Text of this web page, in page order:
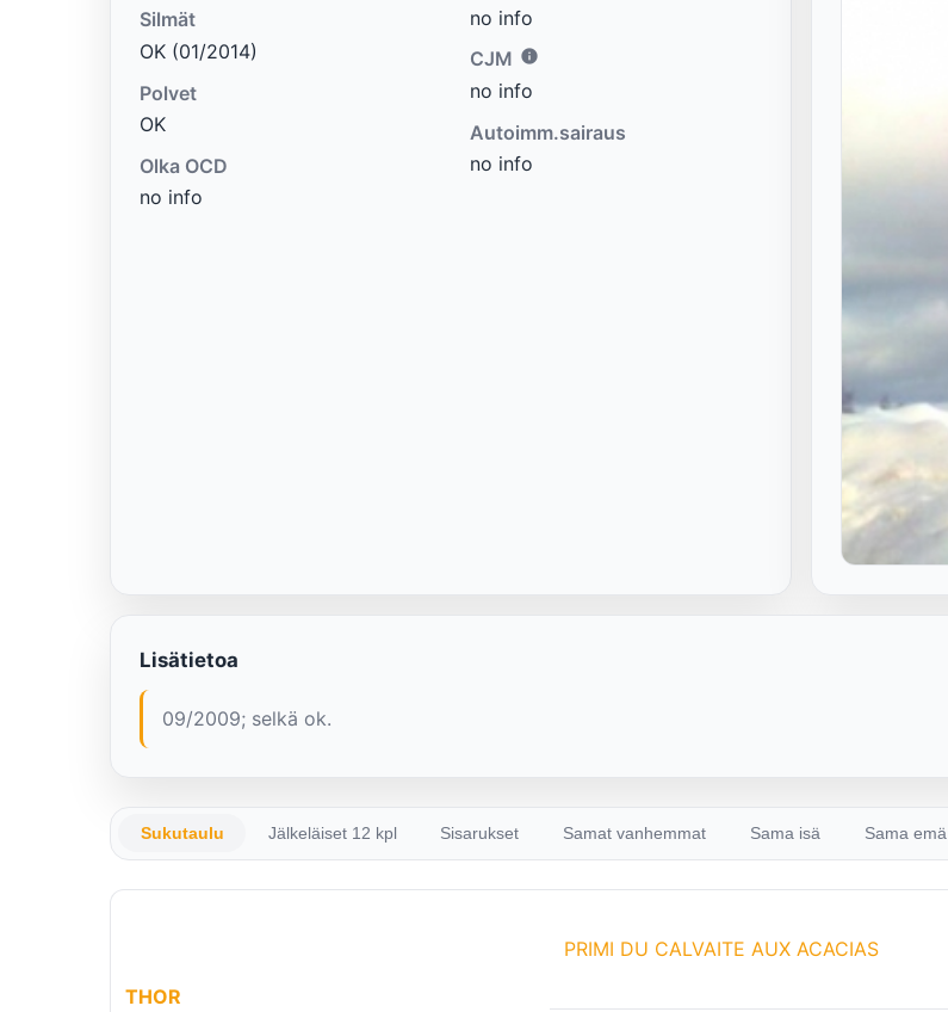
Silmät
OK (01/2014)
Polvet
OK
Olka OCD
no info
no info
CJM
no info
Autoimm.sairaus
no info
Lisätietoa
09/2009; selkä ok.
Sukutaulu Jälkeläiset 12 kpl Sisarukset Samat vanhemmat Sama isä Sama emä
THOR
PRIMI DU CALVAITE AUX ACACIAS